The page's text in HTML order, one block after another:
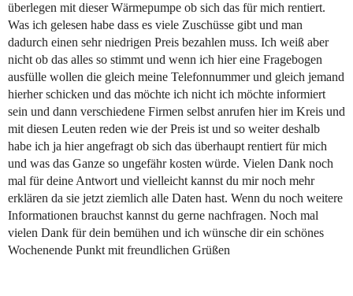
überlegen mit dieser Wärmepumpe ob sich das für mich rentiert.
Was ich gelesen habe dass es viele Zuschüsse gibt und man
dadurch einen sehr niedrigen Preis bezahlen muss. Ich weiß aber
nicht ob das alles so stimmt und wenn ich hier eine Fragebogen
ausfülle wollen die gleich meine Telefonnummer und gleich jemand
hierher schicken und das möchte ich nicht ich möchte informiert
sein und dann verschiedene Firmen selbst anrufen hier im Kreis und
mit diesen Leuten reden wie der Preis ist und so weiter deshalb
habe ich ja hier angefragt ob sich das überhaupt rentiert für mich
und was das Ganze so ungefähr kosten würde. Vielen Dank noch
mal für deine Antwort und vielleicht kannst du mir noch mehr
erklären da sie jetzt ziemlich alle Daten hast. Wenn du noch weitere
Informationen brauchst kannst du gerne nachfragen. Noch mal
vielen Dank für dein bemühen und ich wünsche dir ein schönes
Wochenende Punkt mit freundlichen Grüßen